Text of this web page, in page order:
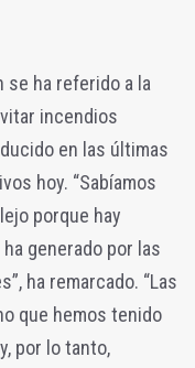
se ha referido a la
incendios
en las últimas
hoy. “Sabíamos
porque hay
generado por las
ha remarcado. “Las
que hemos tenido
por lo tanto,